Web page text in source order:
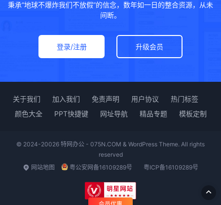
秉承“地球不爆炸我们不放假”的信念，数年如一日的整合资源，从未
间断。
登录/注册 升级会员
关于我们 加入我们 免责声明 用户协议
热门标签
颜色大全
PPT快捷键 网址导航 精品专题 模板定制
© 2024-20026 特网办公 - 075N.COM & WordPress Theme. All rights
reserved
网站地图
粤公安网备16109289号 粤ICP备16109289号